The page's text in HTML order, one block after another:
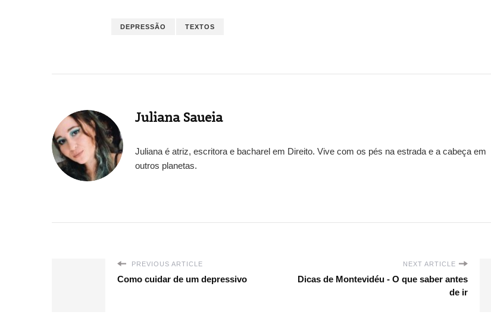
DEPRESSÃO TEXTOS
Juliana Saueia
Juliana é atriz, escritora e bacharel em Direito. Vive com os pés na estrada e a cabeça em
outros planetas.
PREVIOUS ARTICLE
Como cuidar de um depressivo
NEXT ARTICLE
Dicas de Montevidéu - O que saber antes
de ir